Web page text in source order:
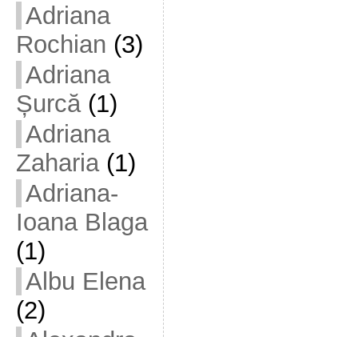
Adriana
Rochian (3)
Adriana
Șurcă(1)
Adriana
Zaharia(1)
Adriana-
Ioana Blaga
(1)
Albu Elena
(2)